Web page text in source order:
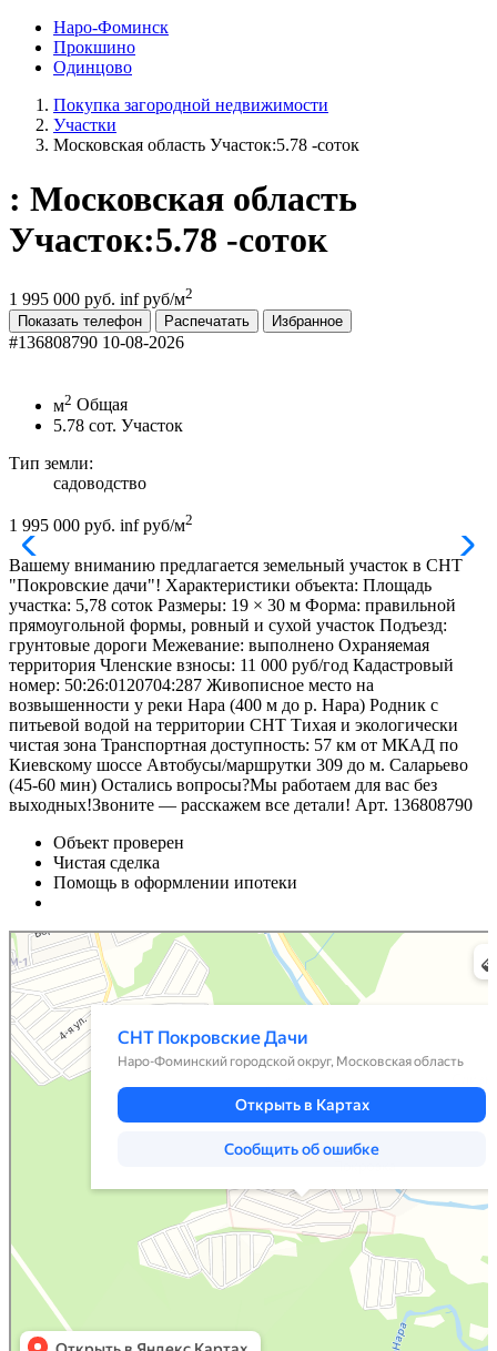
Наро-Фоминск
Прокшино
Одинцово
Покупка загородной недвижимости
Участки
Московская область Участок:5.78 -соток
: Московская область
Участок:5.78 -соток
1 995 000 руб. inf руб/м2
Показать телефон
Распечатать Избранное
#136808790 10-08-2026
м2 Общая
5.78 сот. Участок
Тип земли:
садоводство
1 995 000 руб. inf руб/м2
Вашему вниманию предлагается земельный участок в СНТ
"Покровские дачи"! Характеристики объекта: Площадь
участка: 5,78 соток Размеры: 19 × 30 м Форма: правильной
прямоугольной формы, ровный и сухой участок Подъезд:
грунтовые дороги Межевание: выполнено Охраняемая
территория Членские взносы: 11 000 руб/год Кадастровый
номер: 50:26:0120704:287 Живописное место на
возвышенности у реки Нара (400 м до р. Нара) Родник с
питьевой водой на территории СНТ Тихая и экологически
чистая зона Транспортная доступность: 57 км от МКАД по
Киевскому шоссе Автобусы/маршрутки 309 до м. Саларьево
(45-60 мин) Остались вопросы?Мы работаем для вас без
выходных!Звоните — расскажем все детали! Арт. 136808790
Объект проверен
Чистая сделка
Помощь в оформлении ипотеки